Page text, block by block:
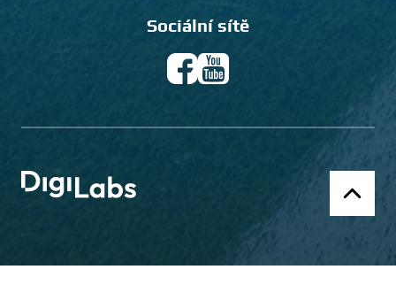
Sociální sítě